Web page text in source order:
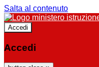
Salta al contenuto
Accedi
Accedi